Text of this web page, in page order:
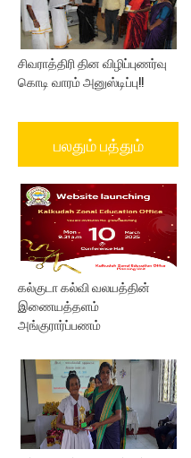
சிவராத்திரி தின விழிப்புணர்வு
கொடி வாரம் அனுஸ்டிப்பு!!
பலதும் பத்தும்
கல்குடா கல்வி வலயத்தின்
இணையத்தளம்
அங்குரார்ப்பணம்